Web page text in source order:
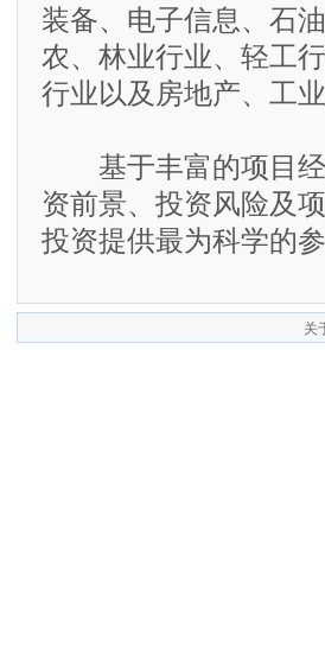
装备、电子信息、石
农、林业行业、轻工
行业以及房地产、工
基于丰富的项目经
资前景、投资风险及
投资提供最为科学的参
关